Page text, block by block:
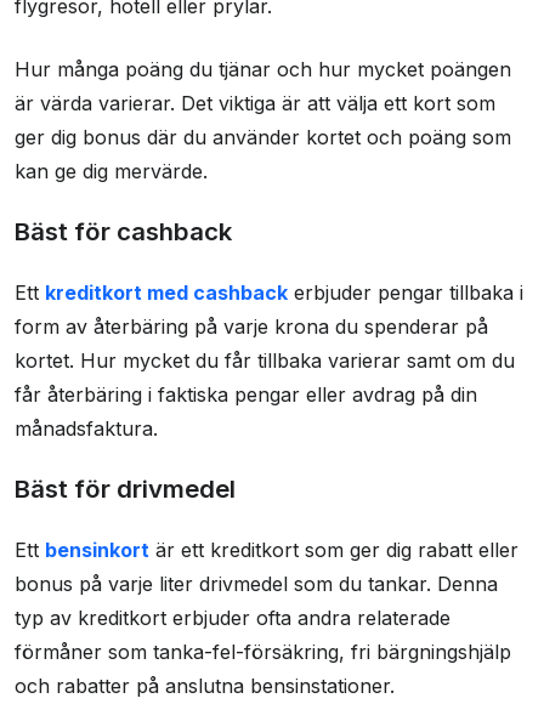
flygresor, hotell eller prylar.
Hur många poäng du tjänar och hur mycket poängen
är värda varierar. Det viktiga är att välja ett kort som
ger dig bonus där du använder kortet och poäng som
kan ge dig mervärde.
Bäst för cashback
Ett kreditkort med cashback erbjuder pengar tillbaka i
form av återbäring på varje krona du spenderar på
kortet. Hur mycket du får tillbaka varierar samt om du
får återbäring i faktiska pengar eller avdrag på din
månadsfaktura.
Bäst för drivmedel
Ett bensinkort är ett kreditkort som ger dig rabatt eller
bonus på varje liter drivmedel som du tankar. Denna
typ av kreditkort erbjuder ofta andra relaterade
förmåner som tanka-fel-försäkring, fri bärgningshjälp
och rabatter på anslutna bensinstationer.